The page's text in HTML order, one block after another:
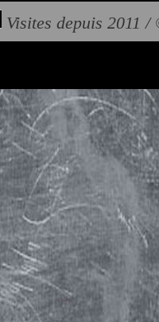
Visites depuis 2011